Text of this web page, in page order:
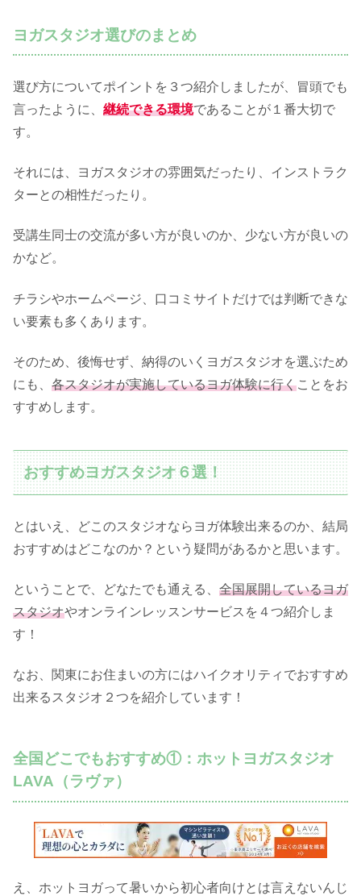
ヨガスタジオ選びのまとめ
選び方についてポイントを３つ紹介しましたが、冒頭でも
言ったように、 継続できる環境であることが１番大切で
す。
それには、ヨガスタジオの雰囲気だったり、インストラク
ターとの相性だったり。
受講生同士の交流が多い方が良いのか、少ない方が良いの
かなど。
チラシやホームページ、口コミサイトだけでは判断できな
い要素も多くあります。
そのため、後悔せず、納得のいくヨガスタジオを選ぶため
にも、 各スタジオが実施しているヨガ体験に行くことをお
すすめします。
おすすめヨガスタジオ６選！
とはいえ、どこのスタジオならヨガ体験出来るのか、結局
おすすめはどこなのか？という疑問があるかと思います。
ということで、どなたでも通える、 全国展開しているヨガ
スタジオやオンラインレッスンサービスを４つ紹介しま
す！
なお、関東にお住まいの方にはハイクオリティでおすすめ
出来るスタジオ２つを紹介しています！
全国どこでもおすすめ①：ホットヨガスタジオ
LAVA（ラヴァ）
え、ホットヨガって暑いから初心者向けとは言えないんじ